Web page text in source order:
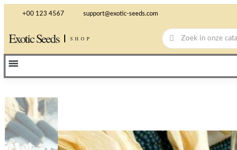
+00 123 4567 support@exotic-seeds.com
Exotic Seeds SHOP